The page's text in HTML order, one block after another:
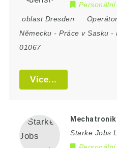
oblast Dresden
Německu -Práce v Sasku -
01067
Více...
Starke Jobs